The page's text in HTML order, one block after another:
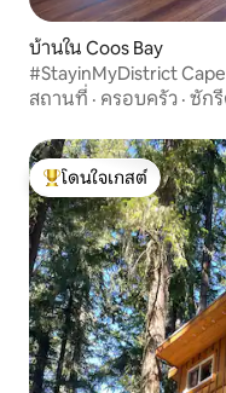
บ้านใน Coos Bay
#StayinMyDistrict
สถานที่ · ครอบครัว · ซัก
โดนใจเกสต์ที่สุด
โดนใจเกสต์